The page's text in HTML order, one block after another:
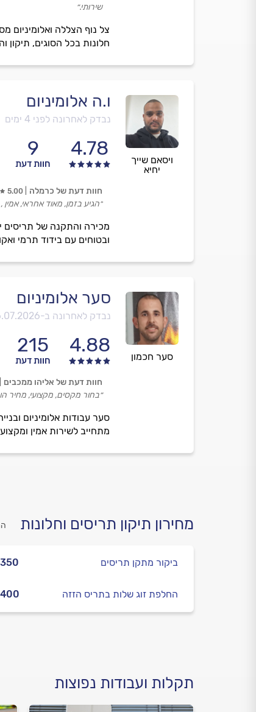
צל נוף הצללה ואלומיניום
חלונות בכל הסוגים, תיקון
שירותי.״
ויסאם שייך
יחיא
ו.ה אלומיניום
נבדק לאחרונה לפני 4 ימים
4.78
9
חוות דעת
מכירה והתקנה של תריסים
ובטוחים עם בידוד תרמי
חוות דעת של כרמלה 5.00
״הגיע בזמן, מאוד אחראי,
סער חכמון
סער אלומיניום
נבדק לאחרונה ב-
4.88
215
חוות דעת
סער עבודות אלומיניום
מתחייב לשירות אמין
חוות דעת של אליהו ממכבים
״בחור מקסים, מקצועי, מחיר
מחירון תיקון תריסים וחלונות
ביקור מתקן תריסים
החלפת זוג שלות בתריס הזזה
תקלות ועבודות נפוצות